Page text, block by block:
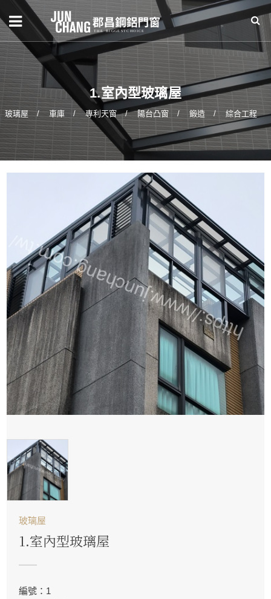
1.室內型玻璃屋
玻璃屋 車庫 專利天窗 陽台凸窗 鍛造 綜合工程
玻璃屋
1.室內型玻璃屋
編號：1